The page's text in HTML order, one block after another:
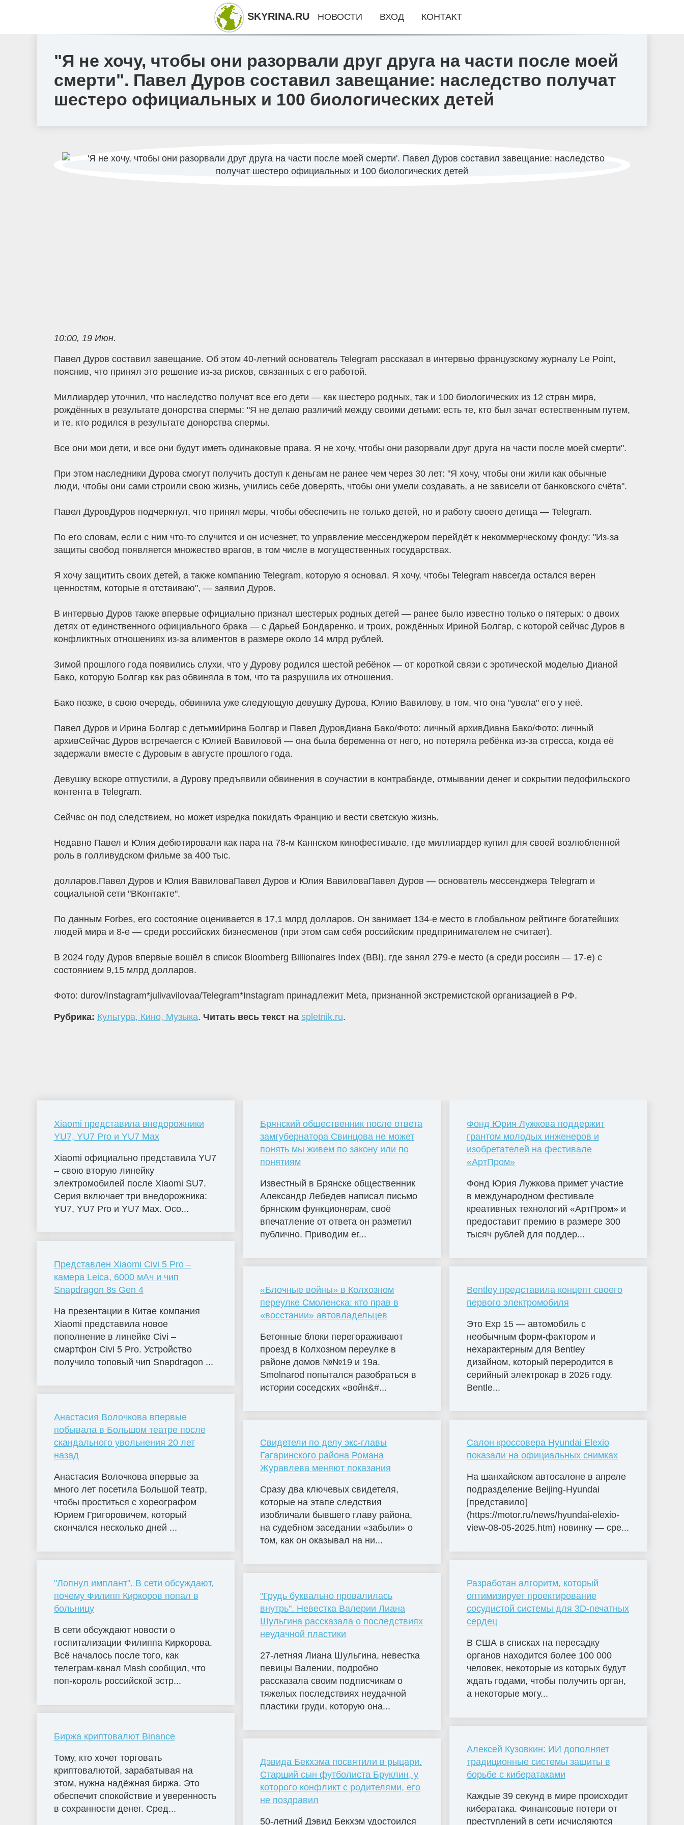
"Я не хочу, чтобы они разорвали друг друга на части после моей
смерти". Павел Дуров составил завещание: наследство получат
шестеро официальных и 100 биологических детей
10:00, 19 Июн.
Павел Дуров составил завещание. Об этом 40-летний основатель Telegram рассказал в интервью французскому журналу Le Point,
пояснив, что принял это решение из-за рисков, связанных с его работой.
Миллиардер уточнил, что наследство получат все его дети — как шестеро родных, так и 100 биологических из 12 стран мира,
рождённых в результате донорства спермы: "Я не делаю различий между своими детьми: есть те, кто был зачат естественным путем,
и те, кто родился в результате донорства спермы.
Все они мои дети, и все они будут иметь одинаковые права. Я не хочу, чтобы они разорвали друг друга на части после моей смерти".
При этом наследники Дурова смогут получить доступ к деньгам не ранее чем через 30 лет: "Я хочу, чтобы они жили как обычные
люди, чтобы они сами строили свою жизнь, учились себе доверять, чтобы они умели создавать, а не зависели от банковского счёта".
Павел ДуровДуров подчеркнул, что принял меры, чтобы обеспечить не только детей, но и работу своего детища — Telegram.
По его словам, если с ним что-то случится и он исчезнет, то управление мессенджером перейдёт к некоммерческому фонду: "Из-за
защиты свобод появляется множество врагов, в том числе в могущественных государствах.
Я хочу защитить своих детей, а также компанию Telegram, которую я основал. Я хочу, чтобы Telegram навсегда остался верен
ценностям, которые я отстаиваю", — заявил Дуров.
В интервью Дуров также впервые официально признал шестерых родных детей — ранее было известно только о пятерых: о двоих
детях от единственного официального брака — с Дарьей Бондаренко, и троих, рождённых Ириной Болгар, с которой сейчас Дуров в
конфликтных отношениях из-за алиментов в размере около 14 млрд рублей.
Зимой прошлого года появились слухи, что у Дурову родился шестой ребёнок — от короткой связи с эротической моделью Дианой
Бако, которую Болгар как раз обвиняла в том, что та разрушила их отношения.
Бако позже, в свою очередь, обвинила уже следующую девушку Дурова, Юлию Вавилову, в том, что она "увела" его у неё.
Павел Дуров и Ирина Болгар с детьмиИрина Болгар и Павел ДуровДиана Бако/Фото: личный архивДиана Бако/Фото: личный
архивСейчас Дуров встречается с Юлией Вавиловой — она была беременна от него, но потеряла ребёнка из-за стресса, когда её
задержали вместе с Дуровым в августе прошлого года.
Девушку вскоре отпустили, а Дурову предъявили обвинения в соучастии в контрабанде, отмывании денег и сокрытии педофильского
контента в Telegram.
Сейчас он под следствием, но может изредка покидать Францию и вести светскую жизнь.
Недавно Павел и Юлия дебютировали как пара на 78-м Каннском кинофестивале, где миллиардер купил для своей возлюбленной
роль в голливудском фильме за 400 тыс.
долларов.Павел Дуров и Юлия ВавиловаПавел Дуров и Юлия ВавиловаПавел Дуров — основатель мессенджера Telegram и
социальной сети "ВКонтакте".
По данным Forbes, его состояние оценивается в 17,1 млрд долларов. Он занимает 134-е место в глобальном рейтинге богатейших
людей мира и 8-е — среди российских бизнесменов (при этом сам себя российским предпринимателем не считает).
В 2024 году Дуров впервые вошёл в список Bloomberg Billionaires Index (BBI), где занял 279-е место (а среди россиян — 17-е) с
состоянием 9,15 млрд долларов.
Фото: durov/Instagram*julivavilovaa/Telegram*Instagram принадлежит Meta, признанной экстремистской организацией в РФ.
Рубрика: Культура, Кино, Музыка. Читать весь текст на spletnik.ru.
Xiaomi представила внедорожники
YU7, YU7 Pro и YU7 Max
Xiaomi официально представила YU7
– свою вторую линейку
электромобилей после Xiaomi SU7.
Серия включает три внедорожника:
YU7, YU7 Pro и YU7 Max. Осо...
Представлен Xiaomi Civi 5 Pro –
камера Leica, 6000 мАч и чип
Snapdragon 8s Gen 4
На презентации в Китае компания
Xiaomi представила новое
пополнение в линейке Civi –
смартфон Civi 5 Pro. Устройство
получило топовый чип Snapdragon ...
Анастасия Волочкова впервые
побывала в Большом театре после
скандального увольнения 20 лет
назад
Анастасия Волочкова впервые за
много лет посетила Большой театр,
чтобы проститься с хореографом
Юрием Григоровичем, который
скончался несколько дней ...
"Лопнул имплант". В сети обсуждают,
почему Филипп Киркоров попал в
больницу
В сети обсуждают новости о
госпитализации Филиппа Киркорова.
Всё началось после того, как
телеграм-канал Mash сообщил, что
поп-король российской эстр...
Биржа криптовалют Binance
Тому, кто хочет торговать
криптовалютой, зарабатывая на
этом, нужна надёжная биржа. Это
обеспечит спокойствие и уверенность
в сохранности денег. Сред...
Брянский общественник после ответа
замгубернатора Свинцова не может
понять мы живем по закону или по
понятиям
Известный в Брянске общественник
Александр Лебедев написал письмо
брянским функционерам, своё
впечатление от ответа он разметил
публично. Приводим ег...
«Блочные войны» в Колхозном
переулке Смоленска: кто прав в
«восстании» автовладельцев
Бетонные блоки перегораживают
проезд в Колхозном переулке в
районе домов №№19 и 19а.
Smolnarod попытался разобраться в
истории соседских «войн&#...
Свидетели по делу экс-главы
Гагаринского района Романа
Журавлева меняют показания
Сразу два ключевых свидетеля,
которые на этапе следствия
изобличали бывшего главу района,
на судебном заседании «забыли» о
том, как он оказывал на ни...
"Грудь буквально провалилась
внутрь". Невестка Валерии Лиана
Шульгина рассказала о последствиях
неудачной пластики
27-летняя Лиана Шульгина, невестка
певицы Валении, подробно
рассказала своим подписчикам о
тяжелых последствиях неудачной
пластики груди, которую она...
Дэвида Бекхэма посвятили в рыцари.
Старший сын футболиста Бруклин, у
которого конфликт с родителями, его
не поздравил
50-летний Дэвид Бекхэм удостоился
Фонд Юрия Лужкова поддержит
грантом молодых инженеров и
изобретателей на фестивале
«АртПром»
Фонд Юрия Лужкова примет участие
в международном фестивале
креативных технологий «АртПром» и
предоставит премию в размере 300
тысяч рублей для поддер...
Bentley представила концепт своего
первого электромобиля
Это Exp 15 — автомобиль с
необычным форм-фактором и
нехарактерным для Bentley
дизайном, который переродится в
серийный электрокар в 2026 году.
Bentle...
Салон кроссовера Hyundai Elexio
показали на официальных снимках
На шанхайском автосалоне в апреле
подразделение Beijing-Hyundai
[представило]
(https://motor.ru/news/hyundai-elexio-
view-08-05-2025.htm) новинку — сре...
Разработан алгоритм, который
оптимизирует проектирование
сосудистой системы для 3D-печатных
сердец
В США в списках на пересадку
органов находится более 100 000
человек, некоторые из которых будут
ждать годами, чтобы получить орган,
а некоторые могу...
Алексей Кузовкин: ИИ дополняет
традиционные системы защиты в
борьбе с кибератаками
Каждые 39 секунд в мире происходит
кибератака. Финансовые потери от
преступлений в сети исчисляются
SKYRINA.RU НОВОСТИ ВХОД КОНТАКТ